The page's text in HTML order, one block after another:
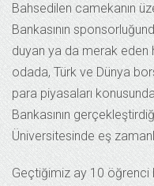
Bahsedilen camekanın
Bankasının
duyan ya da merak eden
odada, Türk ve Dünya
para piyasaları
Bankasının
Üniversitesinde eş
Geçtiğimiz ay 10 öğrenci